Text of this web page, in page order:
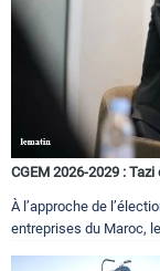
CGEM 2026-2029 :
À l’approche de
entreprises du Maroc,